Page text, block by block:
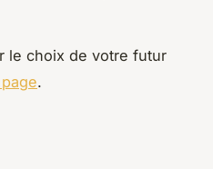
le choix de votre futur
.